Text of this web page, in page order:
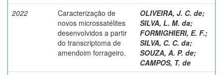
2022
Caracterização de
novos microssatélites
desenvolvidos a partir
do transcriptoma de
amendoim forrageiro.
OLIVEIRA, J. C. de;
SILVA, L. M. da;
FORMIGHIERI, E. F.;
SILVA, C. C. da;
SOUZA, A. P. de;
CAMPOS, T. de